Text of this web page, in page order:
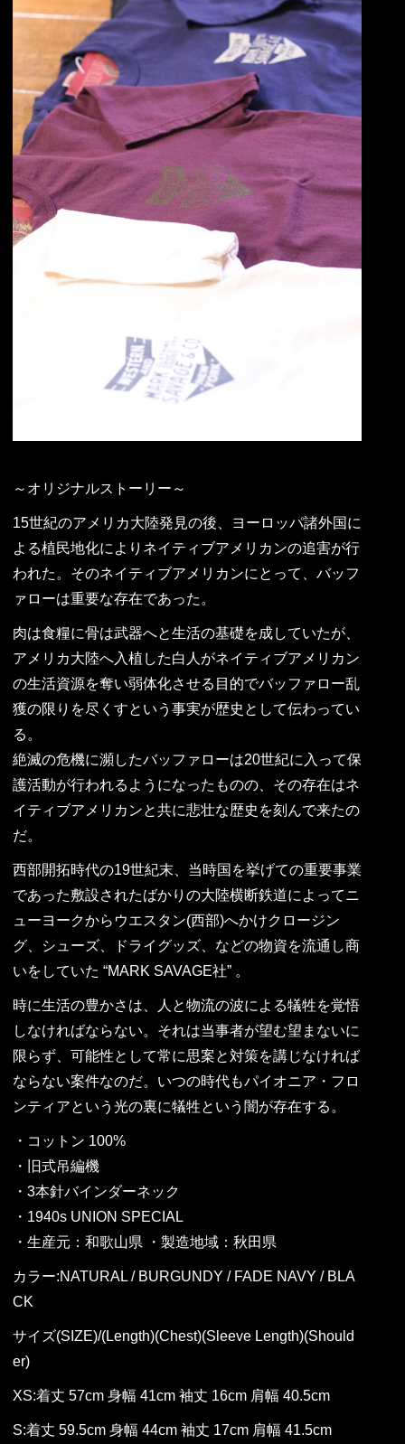
～オリジナルストーリー～
15世紀のアメリカ大陸発見の後、ヨーロッパ諸外国に
よる植民地化によりネイティブアメリカンの追害が行
われた。そのネイティブアメリカンにとって、バッフ
ァローは重要な存在であった。
肉は食糧に骨は武器へと生活の基礎を成していたが、
アメリカ大陸へ入植した白人がネイティブアメリカン
の生活資源を奪い弱体化させる目的でバッファロー乱
獲の限りを尽くすという事実が歴史として伝わってい
る。
絶滅の危機に瀕したバッファローは20世紀に入って保
護活動が行われるようになったものの、その存在はネ
イティブアメリカンと共に悲壮な歴史を刻んで来たの
だ。
西部開拓時代の19世紀末、当時国を挙げての重要事業
であった敷設されたばかりの大陸横断鉄道によってニ
ューヨークからウエスタン(西部)へかけクロージン
グ、シューズ、ドライグッズ、などの物資を流通し商
いをしていた “MARK SAVAGE社” 。
時に生活の豊かさは、人と物流の波による犠牲を覚悟
しなければならない。それは当事者が望む望まないに
限らず、可能性として常に思案と対策を講じなければ
ならない案件なのだ。いつの時代もパイオニア・フロ
ンティアという光の裏に犠牲という闇が存在する。
・コットン 100%
・旧式吊編機
・3本針バインダーネック
・1940s UNION SPECIAL
・生産元：和歌山県 ・製造地域：秋田県
カラー:NATURAL / BURGUNDY / FADE NAVY / BLA
CK
サイズ(SIZE)/(Length)(Chest)(Sleeve Length)(Should
er)
XS:着丈 57cm 身幅 41cm 袖丈 16cm 肩幅 40.5cm
S:着丈 59.5cm 身幅 44cm 袖丈 17cm 肩幅 41.5cm